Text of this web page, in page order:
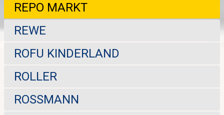
REPO MARKT
REWE
ROFU KINDERLAND
ROLLER
ROSSMANN